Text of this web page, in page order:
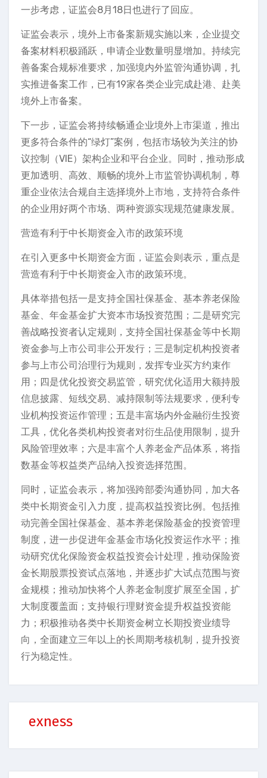
一步考虑，证监会8月18日也进行了回应。
证监会表示，境外上市备案新规实施以来，企业提交
备案材料积极踊跃，申请企业数量明显增加。持续完
善备案合规标准要求，加强境内外监管沟通协调，扎
实推进备案工作，已有19家各类企业完成赴港、赴美
境外上市备案。
下一步，证监会将持续畅通企业境外上市渠道，推出
更多符合条件的“绿灯”案例，包括市场较为关注的协
议控制（VIE）架构企业和平台企业。同时，推动形成
更加透明、高效、顺畅的境外上市监管协调机制，尊
重企业依法合规自主选择境外上市地，支持符合条件
的企业用好两个市场、两种资源实现规范健康发展。
营造有利于中长期资金入市的政策环境
在引入更多中长期资金方面，证监会则表示，重点是
营造有利于中长期资金入市的政策环境。
具体举措包括一是支持全国社保基金、基本养老保险
基金、年金基金扩大资本市场投资范围；二是研究完
善战略投资者认定规则，支持全国社保基金等中长期
资金参与上市公司非公开发行；三是制定机构投资者
参与上市公司治理行为规则，发挥专业买方约束作
用；四是优化投资交易监管，研究优化适用大额持股
信息披露、短线交易、减持限制等法规要求，便利专
业机构投资运作管理；五是丰富场内外金融衍生投资
工具，优化各类机构投资者对衍生品使用限制，提升
风险管理效率；六是丰富个人养老金产品体系，将指
数基金等权益类产品纳入投资选择范围。
同时，证监会表示，将加强跨部委沟通协同，加大各
类中长期资金引入力度，提高权益投资比例。包括推
动完善全国社保基金、基本养老保险基金的投资管理
制度，进一步促进年金基金市场化投资运作水平；推
动研究优化保险资金权益投资会计处理，推动保险资
金长期股票投资试点落地，并逐步扩大试点范围与资
金规模；推动加快将个人养老金制度扩展至全国，扩
大制度覆盖面；支持银行理财资金提升权益投资能
力；积极推动各类中长期资金树立长期投资业绩导
向，全面建立三年以上的长周期考核机制，提升投资
行为稳定性。
exness